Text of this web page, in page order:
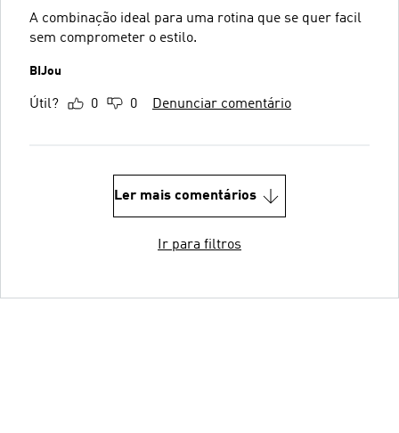
A combinação ideal para uma rotina que se quer facil
sem comprometer o estilo.
BIJou
Útil? 0 0 Denunciar comentário
Ler mais comentários
Ir para filtros